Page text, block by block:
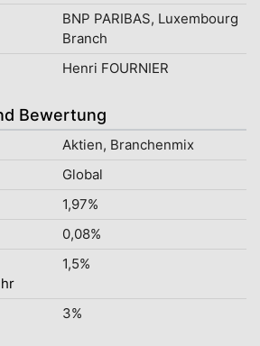
BNP PARIBAS, Luxembourg
Branch
Henri FOURNIER
Bewertung
Aktien, Branchenmix
Global
1,97%
0,08%
1,5%
3%